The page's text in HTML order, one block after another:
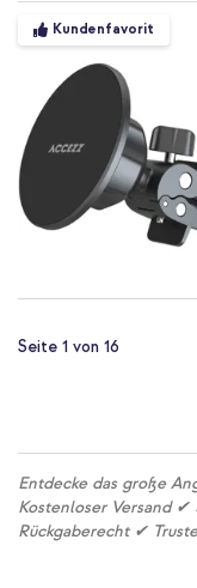
Kundenfavorit
Seite 1 von 16
Entdecke das große
Kostenloser Versand
Rückgaberecht ✔